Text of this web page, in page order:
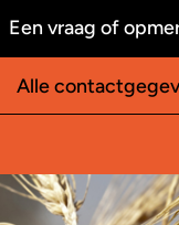
Een vraag of
Alle